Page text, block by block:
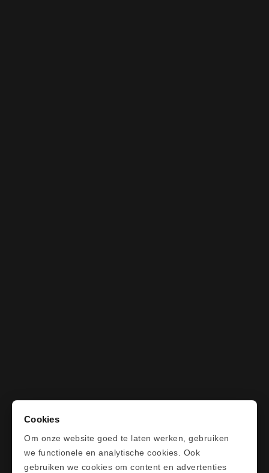
Cookies
Om onze website goed te laten werken, gebruiken
we functionele en analytische cookies. Ook
gebruiken we cookies om content en advertenties